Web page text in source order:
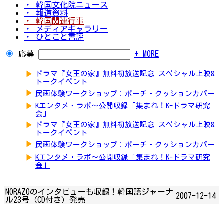
・ 韓国文化院ニュース
・ 報道資料
・ 韓国関連行事
・ メディアギャラリー
・ ひとこと書評
応募 + MORE
▶
ドラマ『女王の家』無料初放送記念 スペシャル上映&
トークイベント
▶ 民画体験ワークショップ：ポーチ・クッションカバー
▶ Kエンタメ・ラボ～公開収録「集まれ！K-ドラマ研究
会」
▶
ドラマ『女王の家』無料初放送記念 スペシャル上映&
トークイベント
▶ 民画体験ワークショップ：ポーチ・クッションカバー
▶ Kエンタメ・ラボ～公開収録「集まれ！K-ドラマ研究
会」
NORAZOのインタビューも収録！韓国語ジャーナ
ル23号（CD付き）発売
2007-12-14